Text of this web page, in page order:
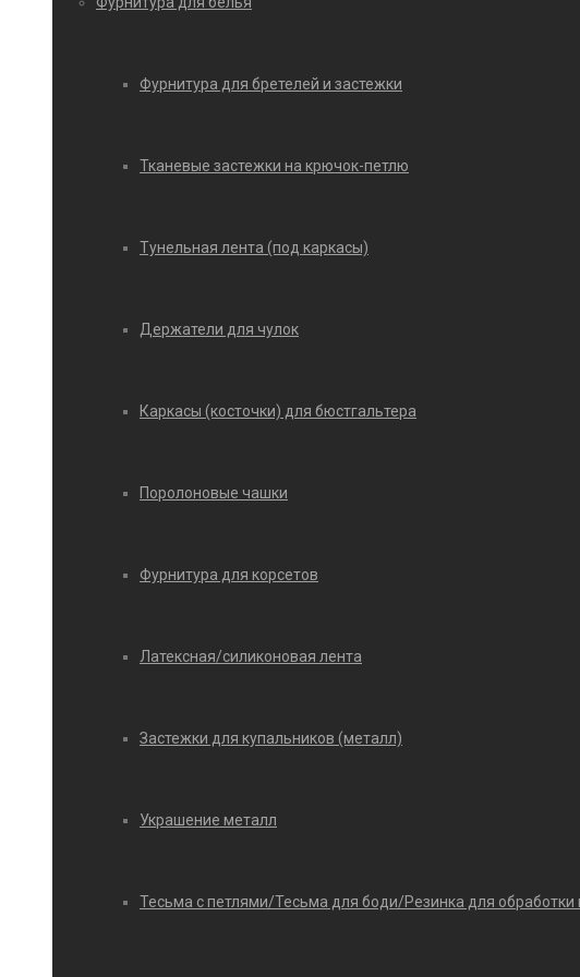
Фурнитура для бретелей и застежки
Тканевые застежки на крючок-петлю
Тунельная лента (под каркасы)
Держатели для чулок
Каркасы (косточки) для бюстгальтера
Поролоновые чашки
Фурнитура для корсетов
Латексная/силиконовая лента
Застежки для купальников (металл)
Украшение металл
Тесьма с петлями/Тесьма для боди/Резинка для обработки